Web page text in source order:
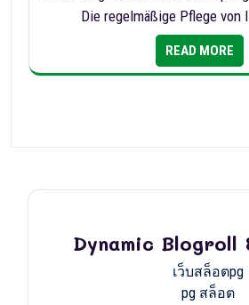
Die regelmäßige Pflege von
READ MORE
Dynamic Blogroll
เว็บสล็อตpg
pg สล็อต